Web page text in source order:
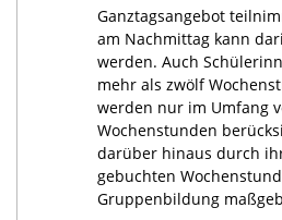
Ganztagsangebot
am Nachmittag kann
werden. Auch
mehr als zwölf
werden nur im Umfang
Wochenstunden
darüber hinaus durch
gebuchten
Gruppenbildung